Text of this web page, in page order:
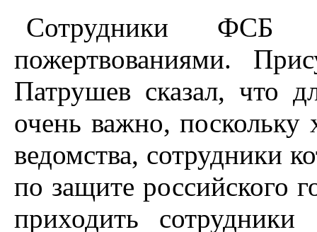
Сотрудники ФСБ
пожертвованиями.
Патрушев сказал, что
очень важно, поскольку
ведомства, сотрудники
по защите российского
приходить